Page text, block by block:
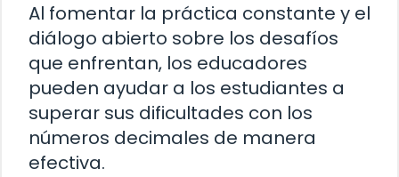
Al fomentar la práctica constante y el
diálogo abierto sobre los desafíos
que enfrentan, los educadores
pueden ayudar a los estudiantes a
superar sus dificultades con los
números decimales de manera
efectiva.